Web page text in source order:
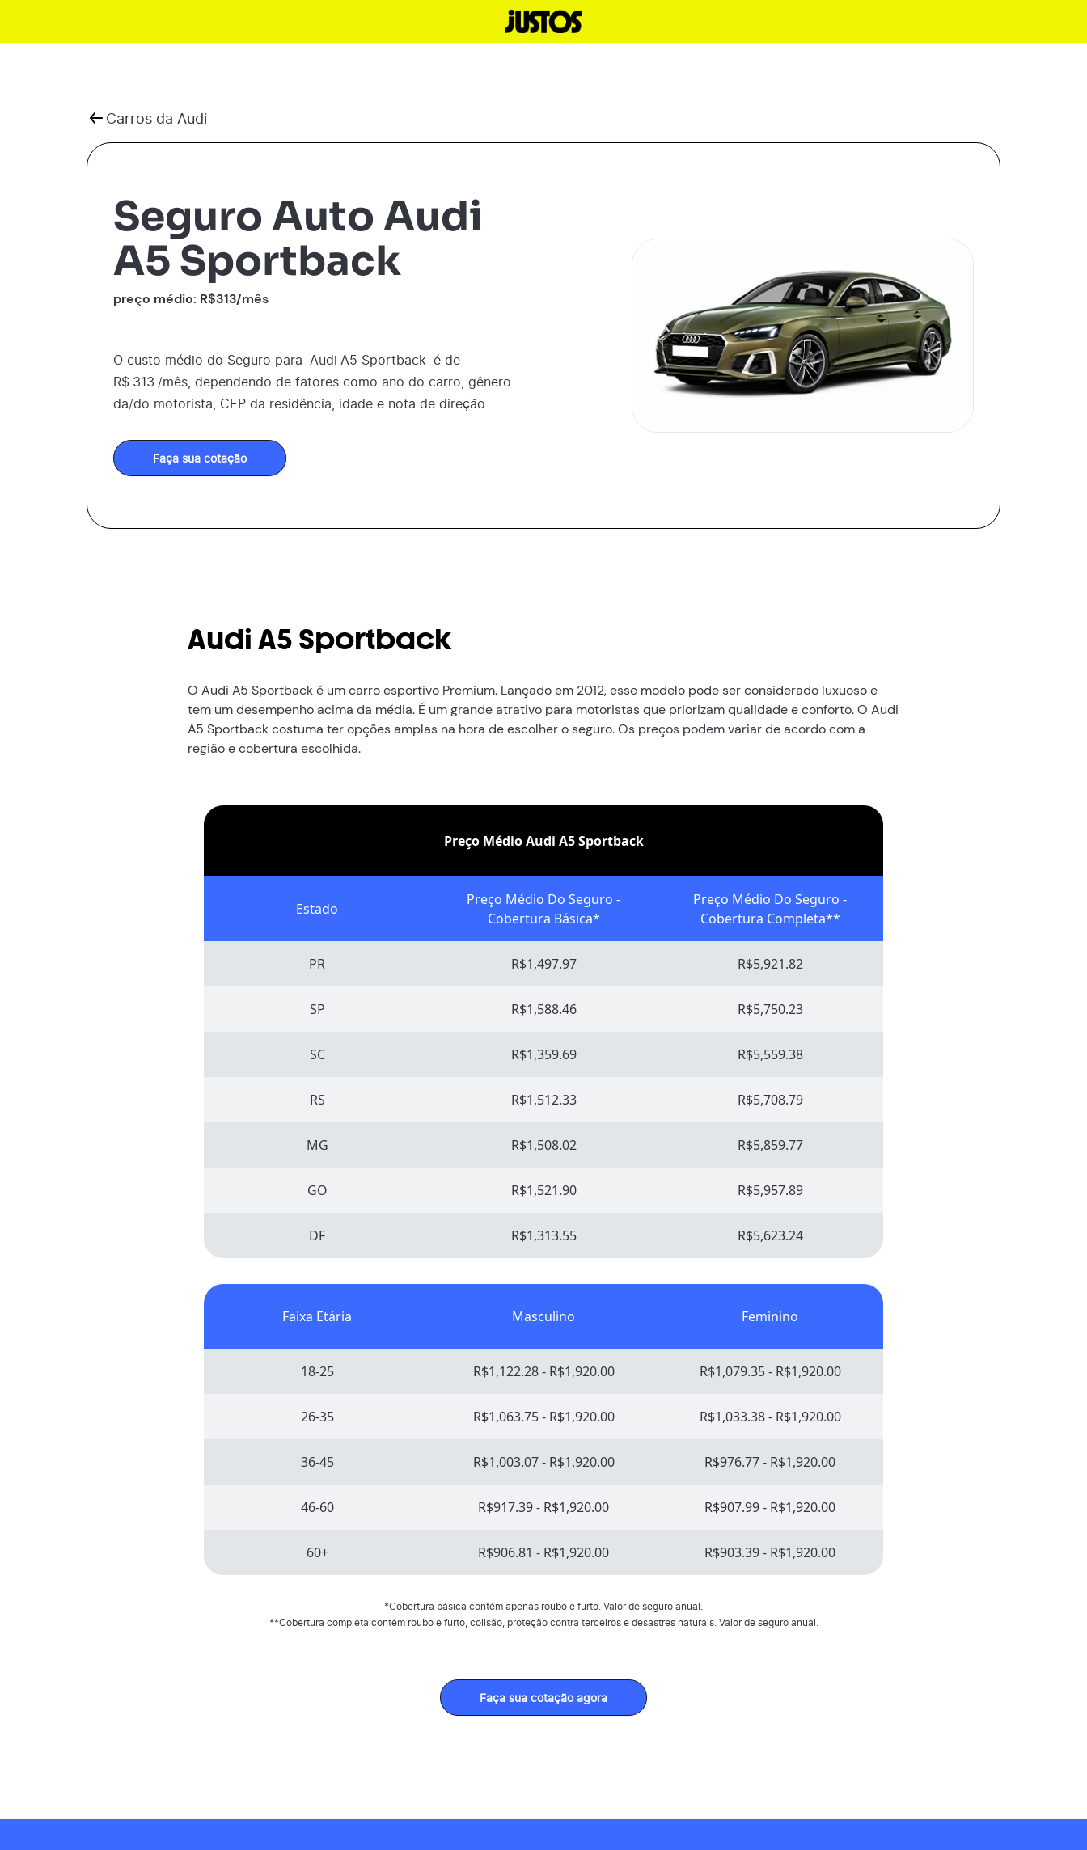
Carros da Audi
Seguro Auto Audi
A5 Sportback
preço médio: R$313/mês
O custo médio do Seguro para Audi A5 Sportback é de
R$ 313 /mês, dependendo de fatores como ano do carro, gênero
da/do motorista, CEP da residência, idade e nota de direção
Faça sua cotação
Audi A5 Sportback
O Audi A5 Sportback é um carro esportivo Premium. Lançado em 2012, esse modelo pode ser considerado luxuoso e
tem um desempenho acima da média. É um grande atrativo para motoristas que priorizam qualidade e conforto. O Audi
A5 Sportback costuma ter opções amplas na hora de escolher o seguro. Os preços podem variar de acordo com a
região e cobertura escolhida.
Preço Médio Audi A5 Sportback
Estado
Preço Médio Do Seguro -
Cobertura Básica*
Preço Médio Do Seguro -
Cobertura Completa**
PR R$1,497.97 R$5,921.82
SP R$1,588.46 R$5,750.23
SC R$1,359.69 R$5,559.38
RS R$1,512.33 R$5,708.79
MG R$1,508.02 R$5,859.77
GO R$1,521.90 R$5,957.89
DF R$1,313.55 R$5,623.24
Faixa Etária Masculino Feminino
18-25 R$1,122.28 - R$1,920.00 R$1,079.35 - R$1,920.00
26-35 R$1,063.75 - R$1,920.00 R$1,033.38 - R$1,920.00
36-45 R$1,003.07 - R$1,920.00 R$976.77 - R$1,920.00
46-60 R$917.39 - R$1,920.00 R$907.99 - R$1,920.00
60+ R$906.81 - R$1,920.00 R$903.39 - R$1,920.00
*Cobertura básica contém apenas roubo e furto. Valor de seguro anual.
**Cobertura completa contém roubo e furto, colisão, proteção contra terceiros e desastres naturais. Valor de seguro anual.
Faça sua cotação agora